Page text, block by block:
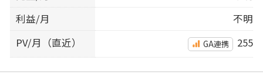
利益/月
不明
PV/月（直近）
GA連携 255